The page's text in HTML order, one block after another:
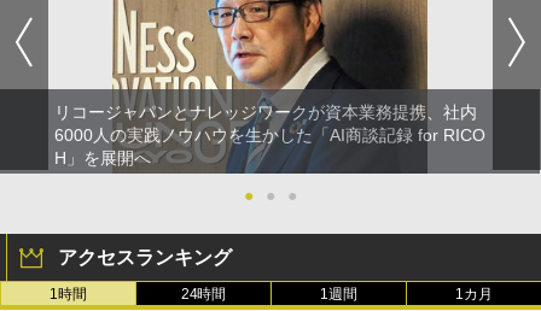
リコージャパンとナレッジワークが資本業務提携、社内
6000人の実践ノウハウを生かした「AI商談記録 for RICO
H」を展開へ
●
● ●
アクセスランキング
1時間 24時間 1週間 1カ月